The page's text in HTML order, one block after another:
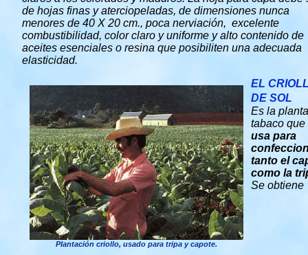
de hojas finas y aterciopeladas, de dimensiones nunca
menores de 40 X 20 cm., poca nerviación, excelente
combustibilidad, color claro y uniforme y alto contenido de
aceites esenciales o resina que posibiliten una adecuada
elasticidad.
Plantación criollo, usado para tripa y capote.
EL
DE SOL
Es la
tabaco que
usa para
tanto el
como la
Se obtiene